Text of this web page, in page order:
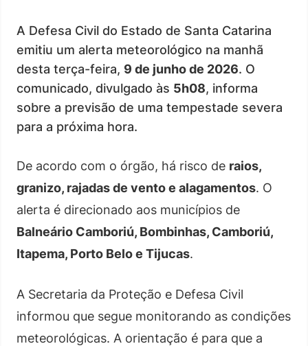
A Defesa Civil do Estado de Santa Catarina
emitiu um alerta meteorológico na manhã
desta terça-feira, 9 de junho de 2026. O
comunicado, divulgado às 5h08, informa
sobre a previsão de uma tempestade severa
para a próxima hora.
De acordo com o órgão, há risco de raios,
granizo, rajadas de vento e alagamentos. O
alerta é direcionado aos municípios de
Balneário Camboriú, Bombinhas, Camboriú,
Itapema, Porto Belo e Tijucas.
A Secretaria da Proteção e Defesa Civil
informou que segue monitorando as condições
meteorológicas. A orientação é para que a